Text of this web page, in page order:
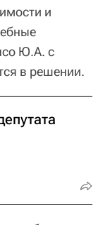
и
Ю.А. с
в решении.